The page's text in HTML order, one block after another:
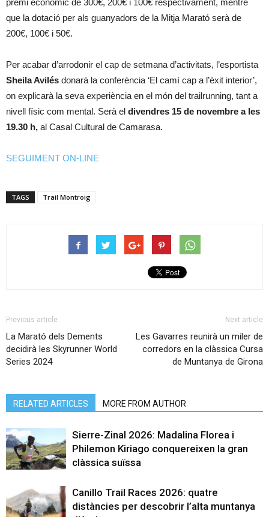
premi econòmic de 300€, 200€ i 100€ respectivament, mentre
que la dotació per als guanyadors de la Mitja Marató serà de
200€, 100€ i 50€.
Per acabar d’arrodonir el cap de setmana d’activitats, l’esportista
Sheila Avilés donarà la conferència ‘El camí cap a l’èxit interior’,
on explicarà la seva experiència en el món del trailrunning, tant a
nivell físic com mental. Serà el divendres 15 de novembre a les
19.30 h, al Casal Cultural de Camarasa.
SEGUIMENT ON-LINE
TAGS Trail Montroig
Previous article
La Marató dels Dements
decidirà les Skyrunner World
Series 2024
Next article
Les Gavarres reunirà un miler de
corredors en la clàssica Cursa
de Muntanya de Girona
RELATED ARTICLES MORE FROM AUTHOR
Sierre-Zinal 2026: Madalina Florea i
Philemon Kiriago conquereixen la gran
clàssica suïssa
Canillo Trail Races 2026: quatre
distàncies per descobrir l’alta muntanya